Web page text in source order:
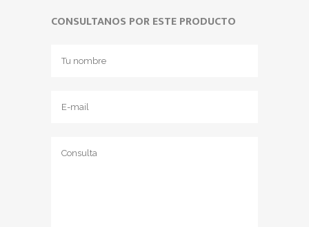
CONSULTANOS POR ESTE PRODUCTO